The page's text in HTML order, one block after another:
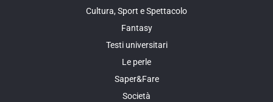
Cultura, Sport e Spettacolo
Fantasy
Testi universitari
Le perle
Saper&Fare
Società